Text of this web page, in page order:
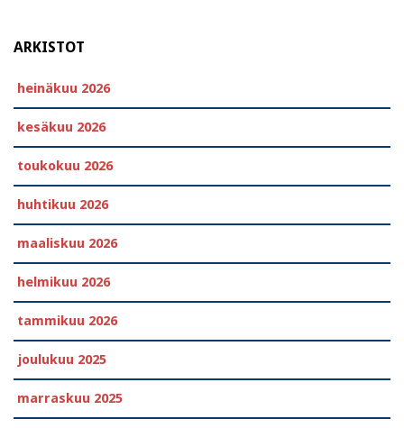
ARKISTOT
heinäkuu 2026
kesäkuu 2026
toukokuu 2026
huhtikuu 2026
maaliskuu 2026
helmikuu 2026
tammikuu 2026
joulukuu 2025
marraskuu 2025